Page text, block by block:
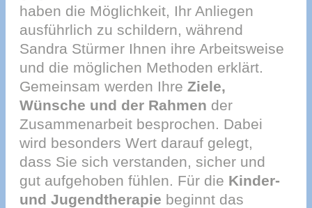
haben die Möglichkeit, Ihr Anliegen
ausführlich zu schildern, während
Sandra Stürmer Ihnen ihre Arbeitsweise
und die möglichen Methoden erklärt.
Gemeinsam werden Ihre Ziele,
Wünsche und der Rahmen der
Zusammenarbeit besprochen. Dabei
wird besonders Wert darauf gelegt,
dass Sie sich verstanden, sicher und
gut aufgehoben fühlen. Für die Kinder-
und Jugendtherapie beginnt das